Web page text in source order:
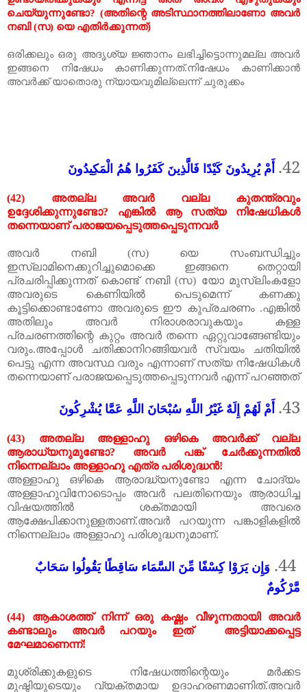
ചെയ്യുന്നുണ്ടോ? (അതിന്റെ അടിസ്ഥാനത്തിലാണോ അവർ
നബി (സ) യെ എതിർക്കുന്നത്)
ഒരിക്കലും ഒരു അദൃശ്യ ജ്ഞാനം ലഭിച്ചിട്ടൊന്നുമല്ല അവർ
ഇങ്ങനെ
നിഷേധം കാണിക്കുന്നത്.നിഷേധം
കാണിക്കാൻ
അവർക്ക് യാതൊരു ന്യായവുമില്ലെന്ന് ചുരുക്കം
42. أَمْ يُرِيدُونَ كَيْدًا فَالَّذِينَ كَفَرُوا هُمُ الْمَكِيدُونَ
(42) അതല്ല അവർ വല്ല കുതന്ത്രവും
ഉദ്ദേശിക്കുന്നുണ്ടോ? എങ്കിൽ ആ സത്യ നിഷേധികൾ
തന്നെയാണ് പരാജയപ്പെടുത്തപ്പെടുന്നവർ
അവർ നബി(സ) യെ
സംബന്ധിച്ചും
ഇസ്‌ലാമിനെക്കുറിച്ചുമൊക്കെ
ഇങ്ങനെ
തെറ്റായി
പ്രചരിപ്പിക്കുന്നത് കൊണ്ട് നബി(സ) യോ മുസ്‌ലിംകളോ
അവരുടെ
കെണിയിൽ പെടുമെന്ന്
കണക്കു
കൂട്ടിക്കൊണ്ടാണോ അവരുടെ ഈ കുപ്രചരണം.എങ്കിൽ
അതിലും
അവർ നിരാശരാവുകയും
കള്ള
പ്രചരണത്തിന്റെ കുറ്റം അവർ തന്നെ ഏറ്റുവാങ്ങേണ്ടിയും
വരും.അപ്പോൾ ചതിക്കാനിറങ്ങിയവർ സ്വയം
ചതിയിൽ
പെട്ടു എന്ന അവസ്ഥ വരും എന്നാണ് സത്യ നിഷേധികൾ
തന്നെയാണ് പരാജയപ്പെടുത്തപ്പെടുന്നവർ എന്ന് പറഞ്ഞത്
43. أَمْ لَهُمْ إِلَهٌ غَيْرُ اللَّهِ سُبْحَانَ اللَّهِ عَمَّا يُشْرِكُونَ
(43) അതല്ല അള്ളാഹു ഒഴികെ അവർക്ക് വല്ല
ആരാധ്യനുമുണ്ടോ? അവർ പങ്ക് ചേർക്കുന്നതിൽ
നിന്നെല്ലാം അള്ളാഹു എത്ര പരിശുദ്ധൻ!
അള്ളാഹു
ഒഴികെ ആരാദ്ധ്യനുണ്ടോ എന്ന
ചോദ്യം
അള്ളാഹുവിനോടൊപ്പം
അവർ പലതിനെയും
ആരാധിച്ച
വിഷയത്തിൽ
ശക്തമായി
അവരെ
ആക്ഷേപിക്കാനുള്ളതാണ്.അവർ പറയുന്ന
പങ്കാളികളിൽ
നിന്നെല്ലാം അള്ളാഹു പരിശുദ്ധനുമാണ്.
وَإِن يَرَوْا كِسْفًا مِّنَ السَّمَاء سَاقِطًا يَقُولُوا سَحَابٌ
مَّرْكُومٌ
(44) ആകാശത്ത് നിന്ന് ഒരു കഷ്ണം വീഴുന്നതായി അവർ
കണ്ടാലും അവർ പറയും ഇത്
അട്ടിയാക്കപ്പെട്ട
മേഘമാണെന്ന്!
മുശ്‌രിക്കുകളുടെ നിഷേധത്തിന്റെയും
മർക്കട
മുഷ്ടിയുടെയും
വ്യക്തമായ ഉദാഹരണമാണിത്.അവർ